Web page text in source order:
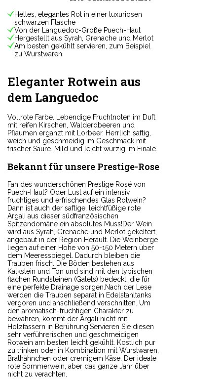
Helles, elegantes Rot in einer luxuriösen
schwarzen Flasche
Von der Languedoc-Größe Puech-Haut
Hergestellt aus Syrah, Grenache und Merlot
Am besten gekühlt servieren, zum Beispiel
zu Wurstwaren
Eleganter Rotwein aus
dem Languedoc
Vollrote Farbe. Lebendige Fruchtnoten im Duft
mit reifen Kirschen, Walderdbeeren und
Pflaumen ergänzt mit Lorbeer. Herrlich saftig,
weich und geschmeidig im Geschmack mit
frischer Säure. Mild und leicht würzig im Finale.
Bekannt für unsere Prestige-Rose
Fan des wunderschönen Prestige Rosé von
Puech-Haut? Oder Lust auf ein intensiv
fruchtiges und erfrischendes Glas Rotwein?
Dann ist auch der saftige, leichtfüßige rote
Argali aus dieser südfranzösischen
Spitzendomäne ein absolutes Muss!Der Wein
wird aus Syrah, Grenache und Merlot gekeltert,
angebaut in der Region Hérault. Die Weinberge
liegen auf einer Höhe von 50-150 Metern über
dem Meeresspiegel. Dadurch bleiben die
Trauben frisch. Die Böden bestehen aus
Kalkstein und Ton und sind mit den typischen
flachen Rundsteinen (Galets) bedeckt, die für
eine perfekte Drainage sorgen.Nach der Lese
werden die Trauben separat in Edelstahltanks
vergoren und anschließend verschnitten. Um
den aromatisch-fruchtigen Charakter zu
bewahren, kommt der Argali nicht mit
Holzfässern in Berührung.Servieren Sie diesen
sehr verführerischen und geschmeidigen
Rotwein am besten leicht gekühlt. Köstlich pur
zu trinken oder in Kombination mit Wurstwaren,
Brathähnchen oder cremigem Käse. Der ideale
rote Sommerwein, aber das ganze Jahr über
nicht zu verachten.